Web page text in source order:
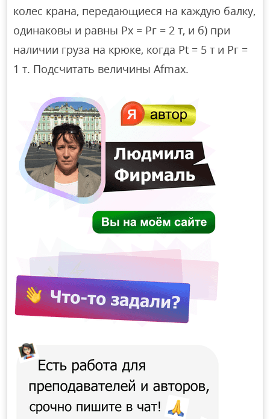
колес крана, передающиеся на каждую балку,
одинаковы и равны Рх = Рг = 2 т, и б) при
наличии груза на крюке, когда Pt = 5 т и Рг =
1 т. Подсчитать величины Afmax.